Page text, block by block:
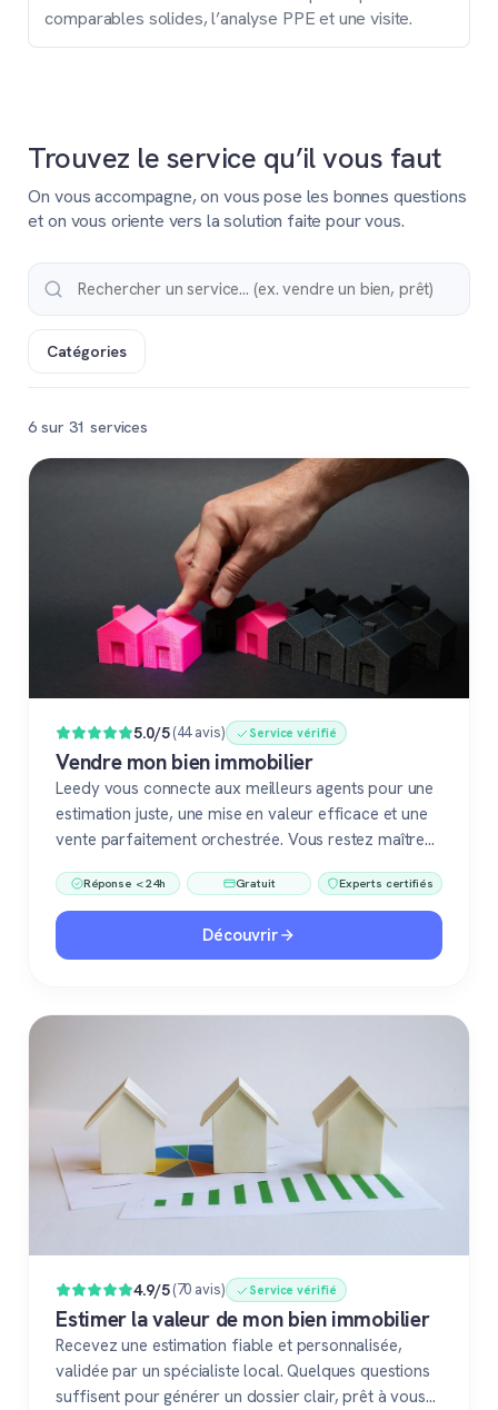
comparables solides, l’analyse PPE et une visite.
Trouvez le service qu’il vous faut
On vous accompagne, on vous pose les bonnes questions
et on vous oriente vers la solution faite pour vous.
Catégories
6 sur 31 services
Populaire
5.0/5(44 avis) Service vérifié
Vendre mon bien immobilier
Leedy vous connecte aux meilleurs agents pour une
estimation juste, une mise en valeur efficace et une
vente parfaitement orchestrée. Vous restez maître
Réponse < 24h Gratuit Experts certifiés
Découvrir
4.9/5(70 avis) Service vérifié
Estimer la valeur de mon bien immobilier
Recevez une estimation fiable et personnalisée,
validée par un spécialiste local. Quelques questions
suffisent pour générer un dossier clair, prêt à vous